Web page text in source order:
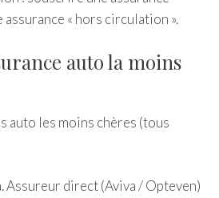
assurance « hors circulation ».
auto la moins
auto les moins chères (tous
Assureur direct (Aviva / Opteven)